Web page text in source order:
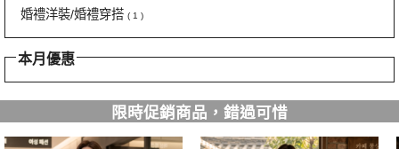
婚禮洋裝/婚禮穿搭 ( 1 )
本月優惠
限時促銷商品，錯過可惜